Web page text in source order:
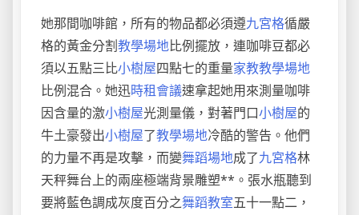
她那間咖啡館，所有的物品都必須遵九宮格循嚴
格的黃金分割教學場地比例擺放，連咖啡豆都必
須以五點三比小樹屋四點七的重量家教教學場地
比例混合。她迅時租會議速拿起她用來測量咖啡
因含量的激小樹屋光測量儀，對著門口小樹屋的
牛土豪發出小樹屋了教學場地冷酷的警告。他們
的力量不再是攻擊，而變舞蹈場地成了九宮格林
天秤舞台上的兩座極端背景雕塑**。張水瓶聽到
要將藍色調成灰度百分之舞蹈教室五十一點二，